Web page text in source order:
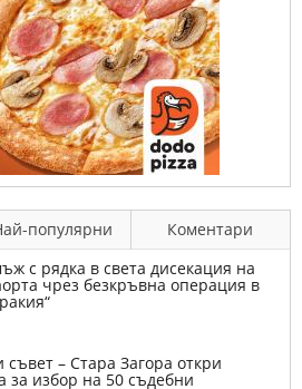
популярни
Коментари
с рядка в света дисекация на
чрез безкръвна операция в
– Стара Загора откри
за избор на 50 съдебни